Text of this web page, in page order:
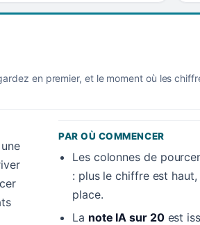
en premier, et le moment où les
PAR OÙ COMMENCER
Les colonnes de
: plus le chiffre est
place.
La note IA sur 20est